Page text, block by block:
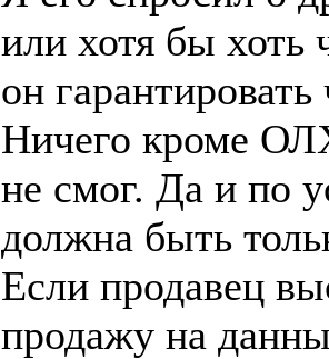
или хотя бы хоть
он
Ничего кроме
не смог. Да и по
должна быть
Если продавец
продажу на